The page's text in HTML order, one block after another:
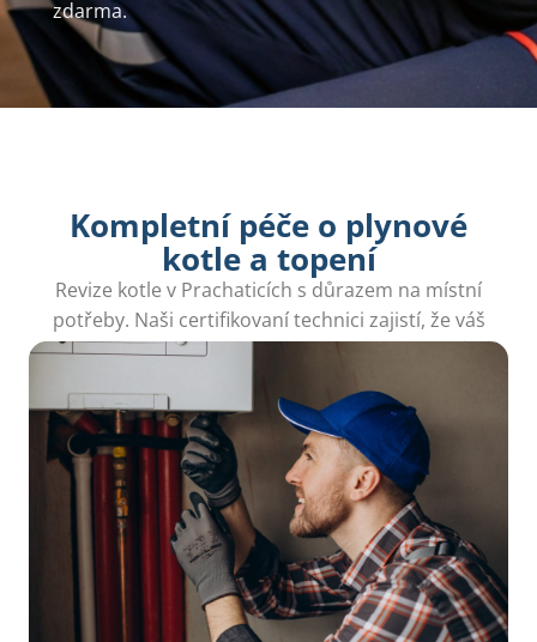
zdarma.
Kompletní péče o plynové
kotle a topení
Revize kotle v Prachaticích s důrazem na místní
potřeby. Naši certifikovaní technici zajistí, že váš
kotel bude fungovat bez příležitostí k problémům.